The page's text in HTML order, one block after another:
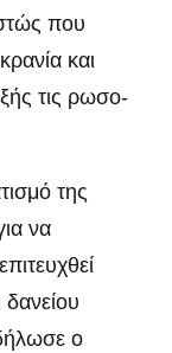
που
και
τις ρωσο-
της
να
ο